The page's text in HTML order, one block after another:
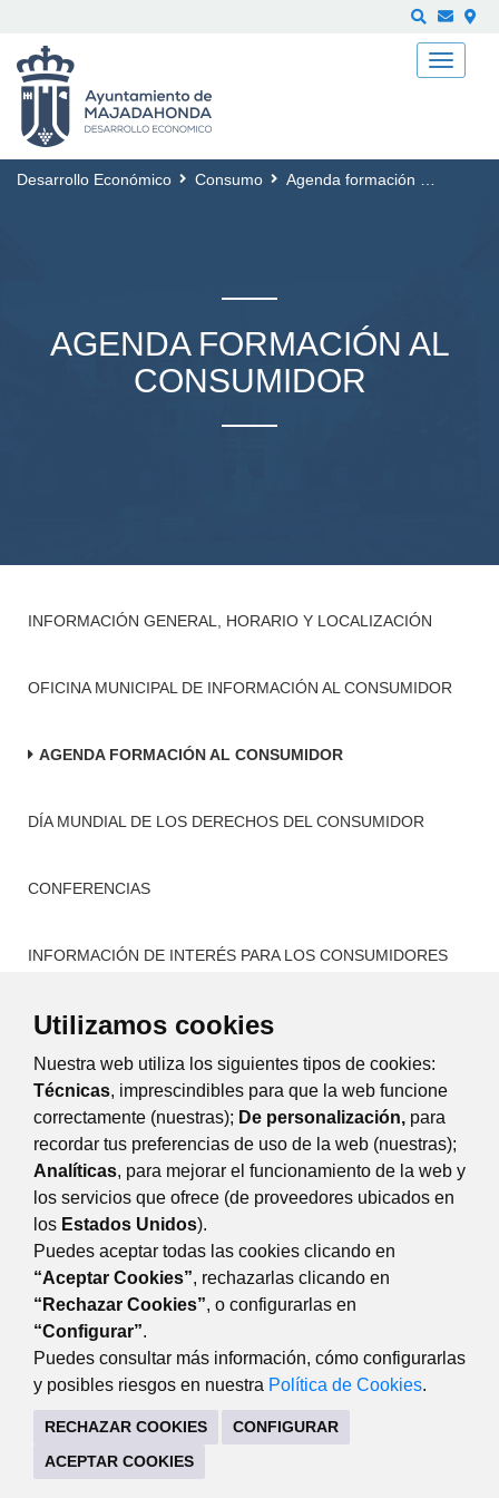
Utilizamos cookies
Nuestra web utiliza los siguientes tipos de cookies:
Técnicas, imprescindibles para que la web funcione
correctamente (nuestras); De personalización, para
recordar tus preferencias de uso de la web (nuestras);
Analíticas, para mejorar el funcionamiento de la web y
los servicios que ofrece (de proveedores ubicados en
los Estados Unidos).
Puedes aceptar todas las cookies clicando en
“Aceptar Cookies”, rechazarlas clicando en
“Rechazar Cookies”, o configurarlas en
“Configurar”.
Puedes consultar más información, cómo configurarlas
y posibles riesgos en nuestra Política de Cookies.
RECHAZAR COOKIES
CONFIGURAR
ACEPTAR COOKIES
Desarrollo Económico Consumo Agenda formación al Consumidor
AGENDA FORMACIÓN AL
CONSUMIDOR
INFORMACIÓN GENERAL, HORARIO Y LOCALIZACIÓN
OFICINA MUNICIPAL DE INFORMACIÓN AL CONSUMIDOR
AGENDA FORMACIÓN AL CONSUMIDOR
DÍA MUNDIAL DE LOS DERECHOS DEL CONSUMIDOR
CONFERENCIAS
INFORMACIÓN DE INTERÉS PARA LOS CONSUMIDORES
TRÁMITES Y SERVICIOS
CITA PREVIA SERVICIO DE CONSUMO
Eventos Día Semana Mes Año
Anterior viernes
Avda. de Guadarrama, 34 (lateral del edificio). 28220
Majadahonda Madrid
916341440
MAPA WEB
AVISO LEGAL
POLÍTICA DE COOKIES